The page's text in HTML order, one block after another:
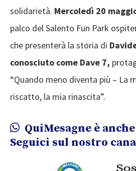
solidarietà. Mercoledì 20
palco del Salento Fun Park
che presenterà la storia di
conosciuto come Dave 7,
“Quando meno diventa più – La
riscatto, la mia rinascita”.
QuiMesagne è
Seguici sul nostro